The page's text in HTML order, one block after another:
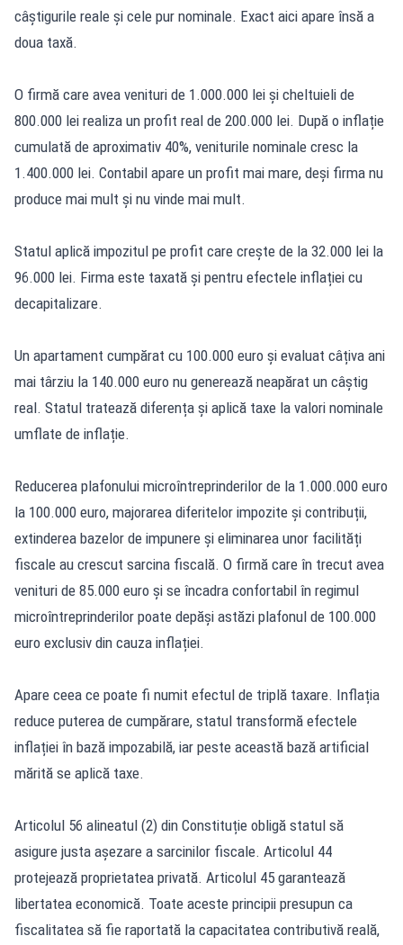
câștigurile reale și cele pur nominale. Exact aici apare însă a
doua taxă.
O firmă care avea venituri de 1.000.000 lei și cheltuieli de
800.000 lei realiza un profit real de 200.000 lei. După o inflație
cumulată de aproximativ 40%, veniturile nominale cresc la
1.400.000 lei. Contabil apare un profit mai mare, deși firma nu
produce mai mult și nu vinde mai mult.
Statul aplică impozitul pe profit care crește de la 32.000 lei la
96.000 lei. Firma este taxată și pentru efectele inflației cu
decapitalizare.
Un apartament cumpărat cu 100.000 euro și evaluat câțiva ani
mai târziu la 140.000 euro nu generează neapărat un câștig
real. Statul tratează diferența și aplică taxe la valori nominale
umflate de inflație.
Reducerea plafonului microîntreprinderilor de la 1.000.000 euro
la 100.000 euro, majorarea diferitelor impozite și contribuții,
extinderea bazelor de impunere și eliminarea unor facilități
fiscale au crescut sarcina fiscală. O firmă care în trecut avea
venituri de 85.000 euro și se încadra confortabil în regimul
microîntreprinderilor poate depăși astăzi plafonul de 100.000
euro exclusiv din cauza inflației.
Apare ceea ce poate fi numit efectul de triplă taxare. Inflația
reduce puterea de cumpărare, statul transformă efectele
inflației în bază impozabilă, iar peste această bază artificial
mărită se aplică taxe.
Articolul 56 alineatul (2) din Constituție obligă statul să
asigure justa așezare a sarcinilor fiscale. Articolul 44
protejează proprietatea privată. Articolul 45 garantează
libertatea economică. Toate aceste principii presupun ca
fiscalitatea să fie raportată la capacitatea contributivă reală,